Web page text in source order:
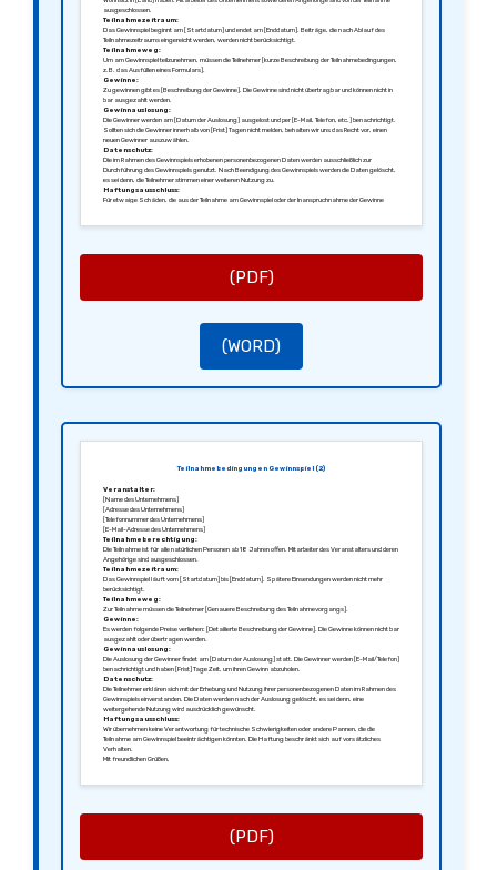
ausgeschlossen.
Teilnahmezeitraum:
Das Gewinnspiel beginnt am [Startdatum] und endet am [Enddatum]. Beiträge, die nach Ablauf des
Teilnahmezeitraums eingereicht werden, werden nicht berücksichtigt.
Teilnahmeweg:
Um am Gewinnspiel teilzunehmen, müssen die Teilnehmer [kurze Beschreibung der Teilnahmebedingungen,
z.B. das Ausfüllen eines Formulars].
Gewinne:
Zu gewinnen gibt es [Beschreibung der Gewinne]. Die Gewinne sind nicht übertragbar und können nicht in
bar ausgezahlt werden.
Gewinnauslosung:
Die Gewinner werden am [Datum der Auslosung] ausgelost und per [E-Mail, Telefon, etc.] benachrichtigt.
Sollten sich die Gewinner innerhalb von [Frist] Tagen nicht melden, behalten wir uns das Recht vor, einen
neuen Gewinner auszuwählen.
Datenschutz:
Die im Rahmen des Gewinnspiels erhobenen personenbezogenen Daten werden ausschließlich zur
Durchführung des Gewinnspiels genutzt. Nach Beendigung des Gewinnspiels werden die Daten gelöscht,
es sei denn, die Teilnehmer stimmen einer weiteren Nutzung zu.
Haftungsausschluss:
Für etwaige Schäden, die aus der Teilnahme am Gewinnspiel oder der Inanspruchnahme der Gewinne
(PDF)
(WORD)
Teilnahmebedingungen Gewinnspiel (2)
Veranstalter:
[Name des Unternehmens]
[Adresse des Unternehmens]
[Telefonnummer des Unternehmens]
[E-Mail-Adresse des Unternehmens]
Teilnahmeberechtigung:
Die Teilnahme ist für alle natürlichen Personen ab 18 Jahren offen. Mitarbeiter des Veranstalters und deren
Angehörige sind ausgeschlossen.
Teilnahmezeitraum:
Das Gewinnspiel läuft vom [Startdatum] bis [Enddatum]. Spätere Einsendungen werden nicht mehr
berücksichtigt.
Teilnahmeweg:
Zur Teilnahme müssen die Teilnehmer [Genauere Beschreibung des Teilnahmevorgangs].
Gewinne:
Es werden folgende Preise verliehen: [Detailierte Beschreibung der Gewinne]. Die Gewinne können nicht bar
ausgezahlt oder übertragen werden.
Gewinnauslosung:
Die Auslosung der Gewinner findet am [Datum der Auslosung] statt. Die Gewinner werden [E-Mail/Telefon]
benachrichtigt und haben [Frist] Tage Zeit, um ihren Gewinn abzuholen.
Datenschutz:
Die Teilnehmer erklären sich mit der Erhebung und Nutzung ihrer personenbezogenen Daten im Rahmen des
Gewinnspiels einverstanden. Die Daten werden nach der Auslosung gelöscht, es sei denn, eine
weitergehende Nutzung wird ausdrücklich gewünscht.
Haftungsausschluss:
Wir übernehmen keine Verantwortung für technische Schwierigkeiten oder andere Pannen, die die
Teilnahme am Gewinnspiel beeinträchtigen könnten. Die Haftung beschränkt sich auf vorsätzliches
Verhalten.
Mit freundlichen Grüßen,
(PDF)